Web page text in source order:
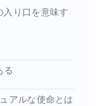
入り口を意味す
る
アルな使命とは